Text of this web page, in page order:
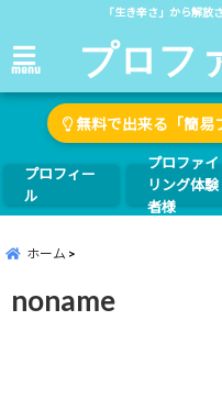
「生き辛さ」から解放
menu プロフ
無料で出来る「簡易
プロフィー
ル
プロファイ
リング体験
者様
ホーム
noname